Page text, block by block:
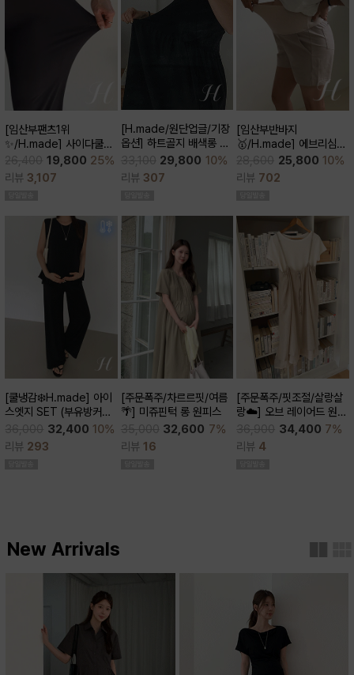
[임산부팬츠1위
✨/H.made] 사이다쿨링
부츠컷 팬츠 (키작/보통/키
큰)
19,800 25%
리뷰 3,107
[H.made/원단업글/기장
옵션] 하트골지 배색롱 원
29,800 10%
리뷰 307
[임산부반바지
🥇/H.made] 에브리심플
25,800 10%
리뷰 702
[쿨냉감❄️H.made] 아이
스엣지 SET (부유방커버/
쿨세트/코디활용굿/출근
룩,데일리룩)
32,400 10%
리뷰 293
[주문폭주/차르르핏/여름
🌴] 미쥬핀턱 롱 원피스
32,600 7%
리뷰 16
[주문폭주/핏조절/살랑살
랑☁️] 오브 레이어드 원피
34,400 7%
리뷰 4
New Arrivals